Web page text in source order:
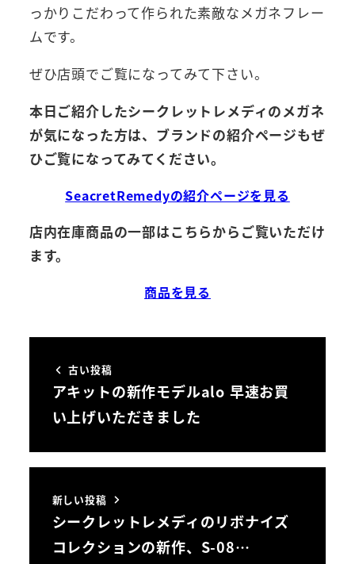
っかりこだわって作られた素敵なメガネフレー
ムです。
ぜひ店頭でご覧になってみて下さい。
本日ご紹介したシークレットレメディのメガネ
が気になった方は、ブランドの紹介ページもぜ
ひご覧になってみてください。
SeacretRemedyの紹介ページを見る
店内在庫商品の一部はこちらからご覧いただけ
ます。
商品を見る
古い投稿
アキットの新作モデルalo 早速お買
い上げいただきました
新しい投稿
シークレットレメディのリボナイズ
コレクションの新作、S-08…